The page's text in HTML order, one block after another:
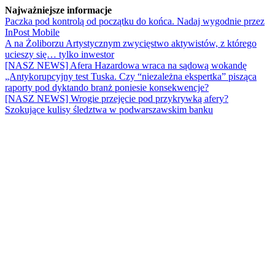
Najważniejsze informacje
Paczka pod kontrolą od początku do końca. Nadaj wygodnie przez
InPost Mobile
A na Żoliborzu Artystycznym zwycięstwo aktywistów, z którego
ucieszy się… tylko inwestor
[NASZ NEWS] Afera Hazardowa wraca na sądową wokandę
„Antykorupcyjny test Tuska. Czy “niezależna ekspertka” pisząca
raporty pod dyktando branż poniesie konsekwencje?
[NASZ NEWS] Wrogie przejęcie pod przykrywką afery?
Szokujące kulisy śledztwa w podwarszawskim banku